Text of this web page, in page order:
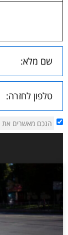
הנכם מאשרים את